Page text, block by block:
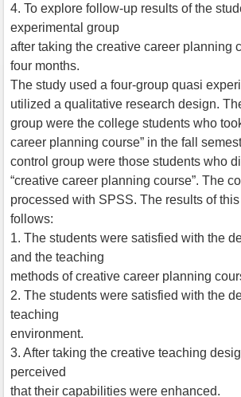
4. To explore follow-up results of the
experimental group
after taking the creative career planning
four months.
The study used a four-group quasi
utilized a qualitative research design.
group were the college students who
career planning course” in the fall
control group were those students who
“creative career planning course”. The
processed with SPSS. The results of
follows:
1. The students were satisfied with the
and the teaching
methods of creative career planning
2. The students were satisfied with the
teaching
environment.
3. After taking the creative teaching
perceived
that their capabilities were enhanced.